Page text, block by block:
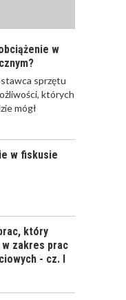
w
sprzętu
których
mógł
w fiskusie
który
zakres prac
- cz. I